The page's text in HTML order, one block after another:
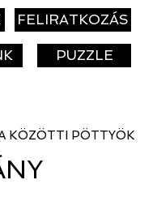
FELIRATKOZÁS
PUZZLE
KÖZÖTTI PÖTTYÖK